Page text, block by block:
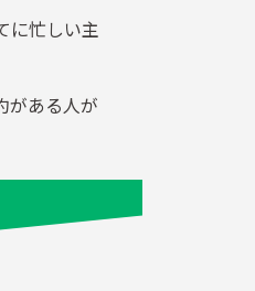
に忙しい主
がある人が